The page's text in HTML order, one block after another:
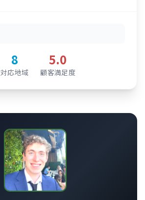
8
対応地域
5.0
顧客満足度